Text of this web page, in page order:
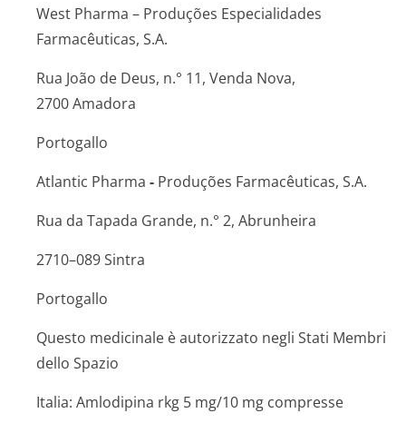
West Pharma – Produções Especialidades
Farmacêuticas, S.A.
Rua João de Deus, n.° 11, Venda Nova,
2700 Amadora
Portogallo
Atlantic Pharma - Produções Farmacêuticas, S.A.
Rua da Tapada Grande, n.° 2, Abrunheira
2710–089 Sintra
Portogallo
Questo medicinale è autorizzato negli Stati Membri
dello Spazio
Italia: Amlodipina rkg 5 mg/10 mg compresse